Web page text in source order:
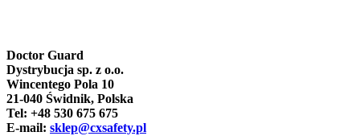
Doctor Guard
Dystrybucja sp. z o.o.
Wincentego Pola 10
21-040 Świdnik, Polska
Tel: +48 530 675 675
E-mail: sklep@cxsafety.pl